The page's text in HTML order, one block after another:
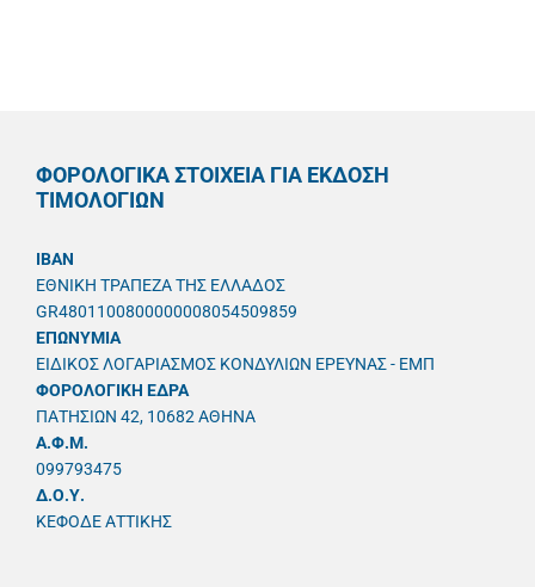
ΦΟΡΟΛΟΓΙΚΑ ΣΤΟΙΧΕΙΑ ΓΙΑ ΕΚΔΟΣΗ
ΤΙΜΟΛΟΓΙΩΝ
IBAN
ΕΘΝΙΚΗ ΤΡΑΠΕΖΑ ΤΗΣ ΕΛΛΑΔΟΣ
GR4801100800000008054509859
ΕΠΩΝΥΜΙΑ
ΕΙΔΙΚΟΣ ΛΟΓΑΡΙΑΣΜΟΣ ΚΟΝΔΥΛΙΩΝ ΕΡΕΥΝΑΣ - ΕΜΠ
ΦΟΡΟΛΟΓΙΚΗ ΕΔΡΑ
ΠΑΤΗΣΙΩΝ 42, 10682 ΑΘΗΝΑ
A.Φ.Μ.
099793475
Δ.Ο.Υ.
ΚΕΦΟΔΕ ΑΤΤΙΚΗΣ